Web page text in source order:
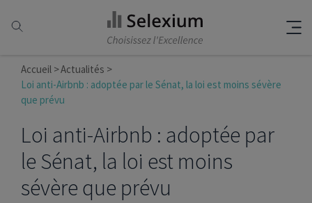
Accueil
Actualités
Loi anti-Airbnb : adoptée par le Sénat, la loi est moins sévère
que prévu
Loi anti-Airbnb : adoptée par
le Sénat, la loi est moins
sévère que prévu